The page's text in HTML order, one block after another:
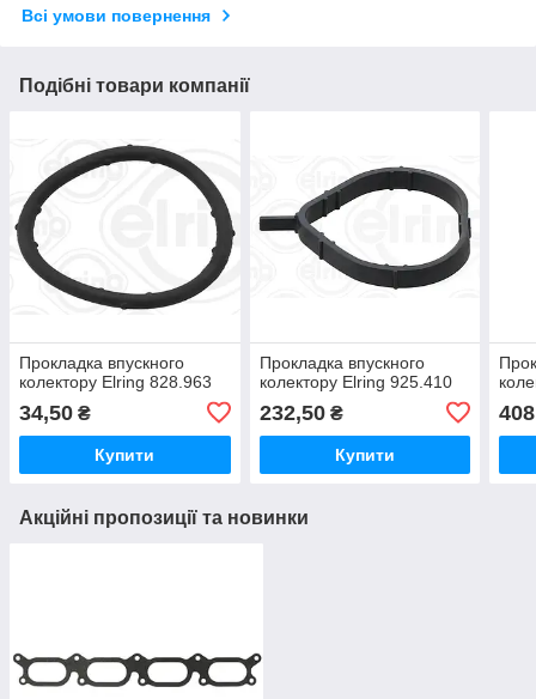
Всі умови повернення
Подібні товари компанії
Прокладка впускного
колектору Elring 828.963
34,50 ₴
Купити
Прокладка впускного
колектору Elring 925.410
232,50₴
Купити
408
Акційні пропозиції та новинки